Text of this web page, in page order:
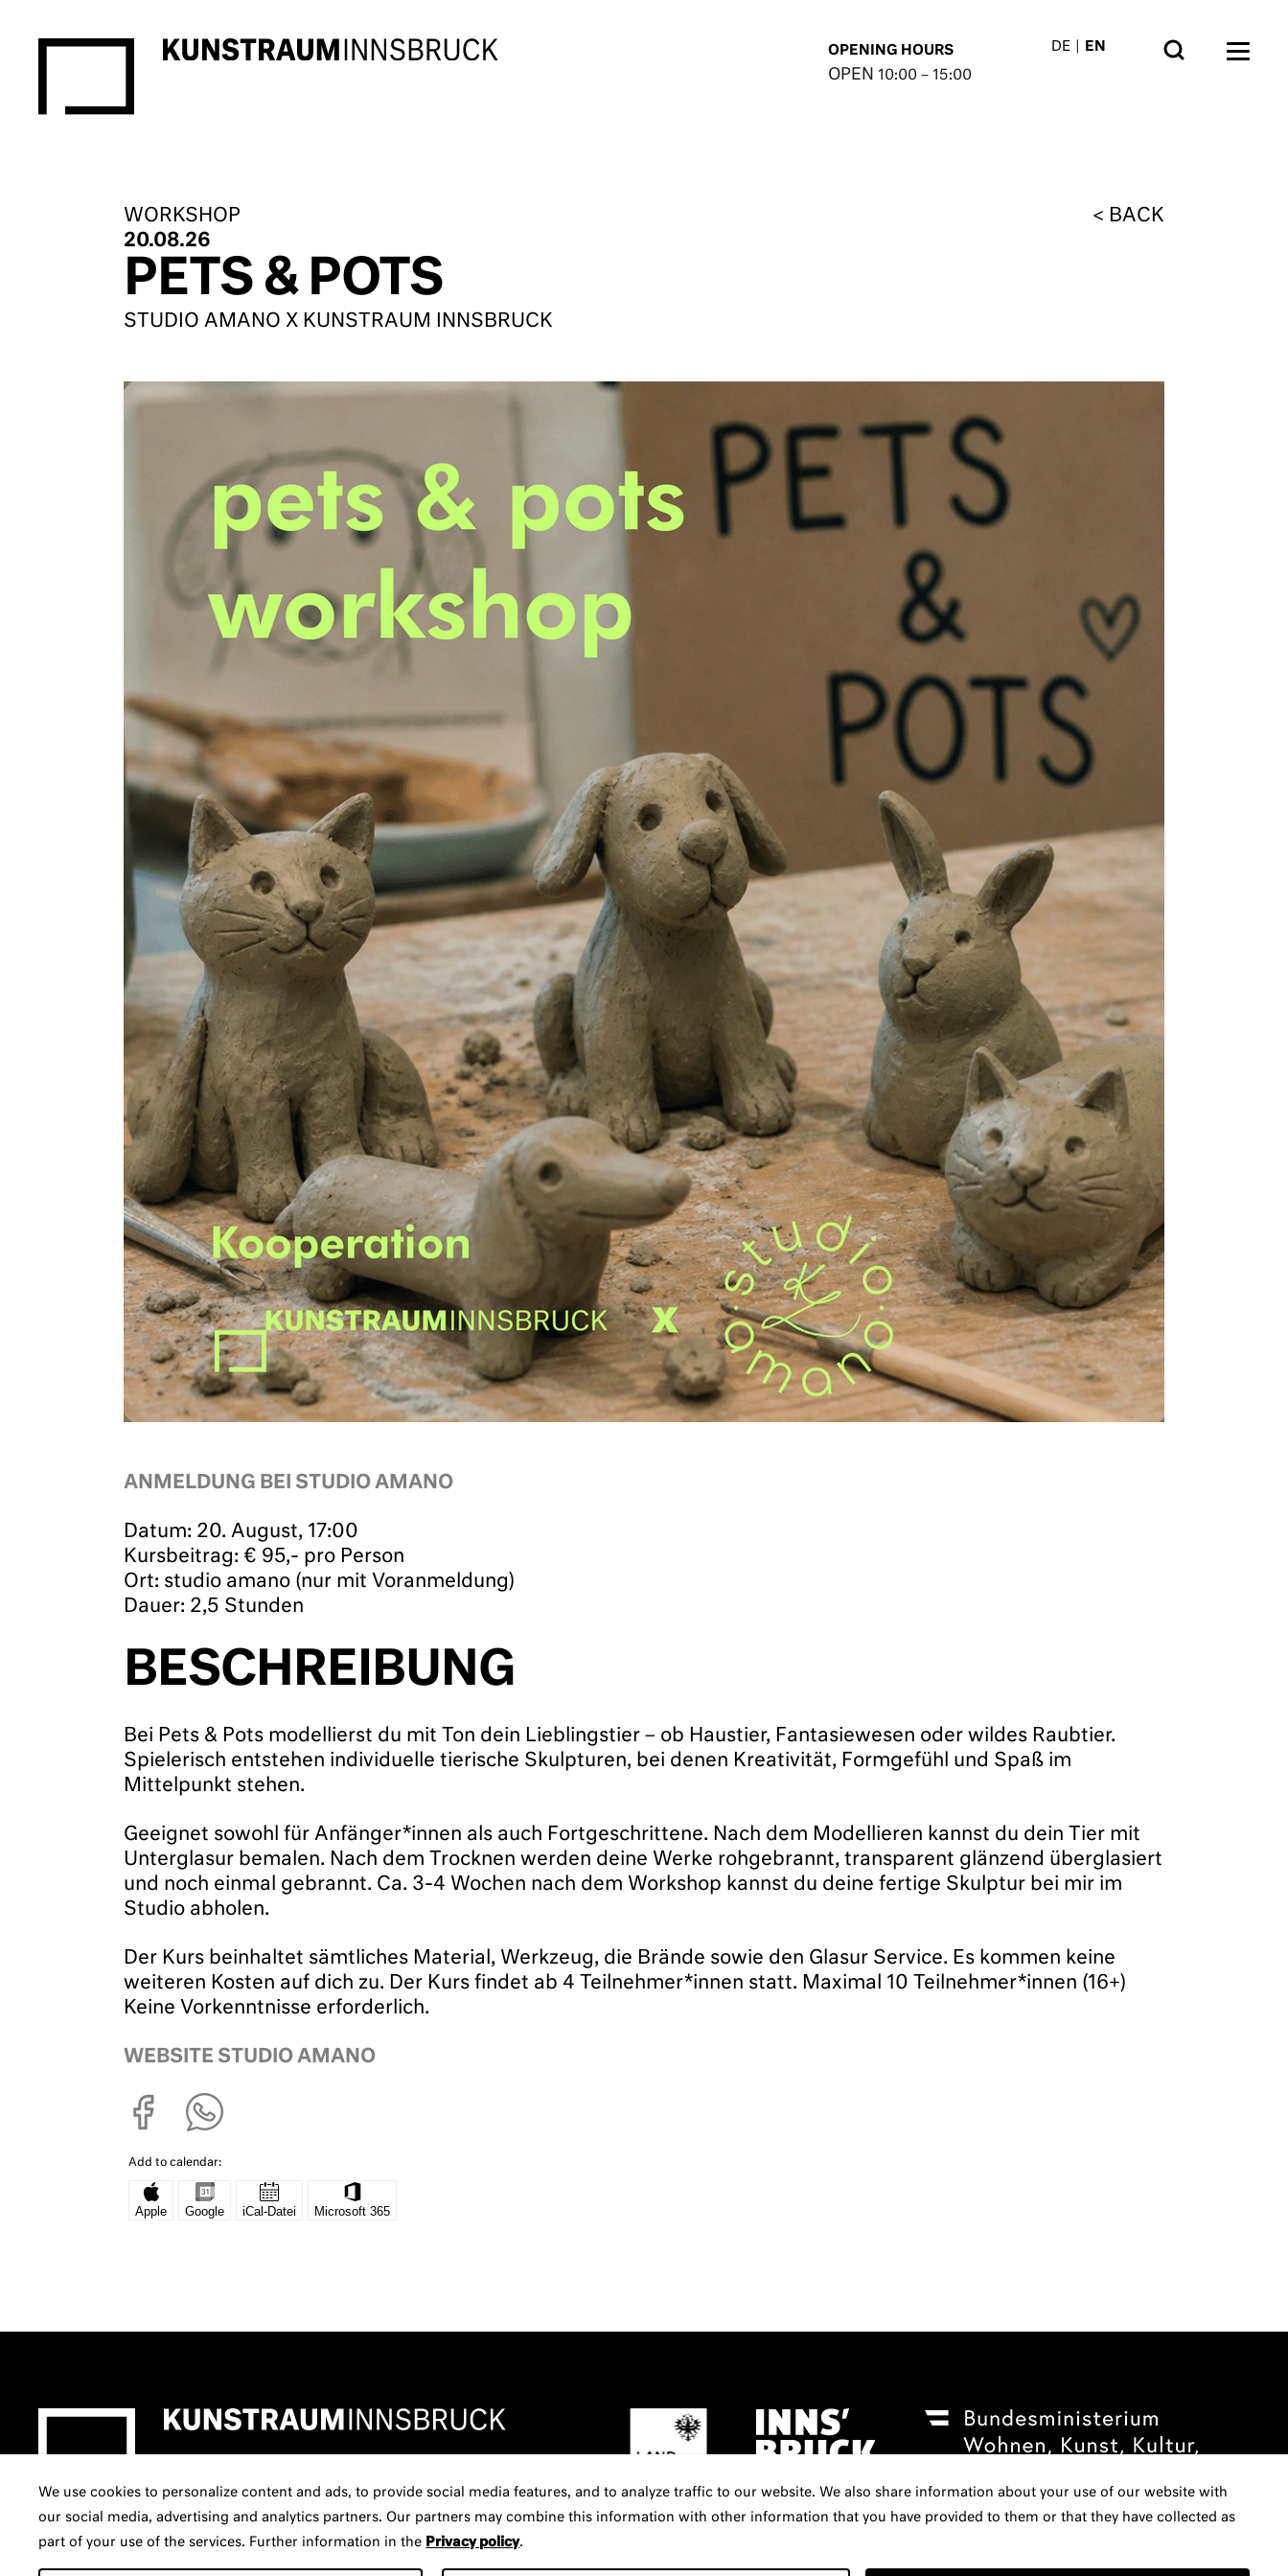
OPENING HOURS
OPEN 10:00 – 15:00
DE EN
BACK
WORKSHOP
20.08.26
PETS & POTS
STUDIO AMANO X KUNSTRAUM INNSBRUCK
ANMELDUNG BEI STUDIO AMANO
Datum: 20. August, 17:00
Kursbeitrag: € 95,- pro Person
Ort: studio amano (nur mit Voranmeldung)
Dauer: 2,5 Stunden
BESCHREIBUNG
Bei Pets & Pots modellierst du mit Ton dein Lieblingstier – ob Haustier, Fantasiewesen oder wildes Raubtier.
Spielerisch entstehen individuelle tierische Skulpturen, bei denen Kreativität, Formgefühl und Spaß im
Mittelpunkt stehen.
Geeignet sowohl für Anfänger*innen als auch Fortgeschrittene. Nach dem Modellieren kannst du dein Tier mit
Unterglasur bemalen. Nach dem Trocknen werden deine Werke rohgebrannt, transparent glänzend überglasiert
und noch einmal gebrannt. Ca. 3-4 Wochen nach dem Workshop kannst du deine fertige Skulptur bei mir im
Studio abholen.
Der Kurs beinhaltet sämtliches Material, Werkzeug, die Brände sowie den Glasur Service. Es kommen keine
weiteren Kosten auf dich zu. Der Kurs findet ab 4 Teilnehmer*innen statt. Maximal 10 Teilnehmer*innen (16+)
Keine Vorkenntnisse erforderlich.
WEBSITE STUDIO AMANO
Add to calendar:
We use cookies to personalize content and ads, to provide social media features, and to analyze traffic to our website. We also share information about your use of our website with
our social media, advertising and analytics partners. Our partners may combine this information with other information that you have provided to them or that they have collected as
part of your use of the services. Further information in the Privacy policy.